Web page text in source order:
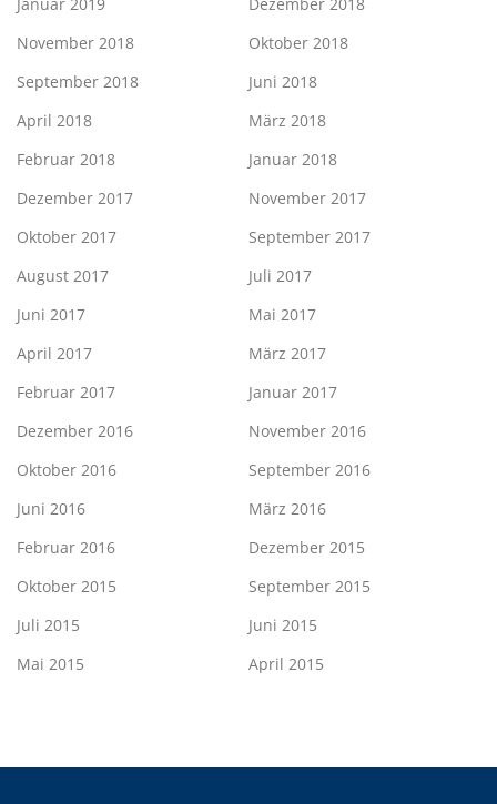
Januar 2019
Dezember 2018
November 2018
Oktober 2018
September 2018
Juni 2018
April 2018
März 2018
Februar 2018
Januar 2018
Dezember 2017
November 2017
Oktober 2017
September 2017
August 2017
Juli 2017
Juni 2017
Mai 2017
April 2017
März 2017
Februar 2017
Januar 2017
Dezember 2016
November 2016
Oktober 2016
September 2016
Juni 2016
März 2016
Februar 2016
Dezember 2015
Oktober 2015
September 2015
Juli 2015
Juni 2015
Mai 2015
April 2015